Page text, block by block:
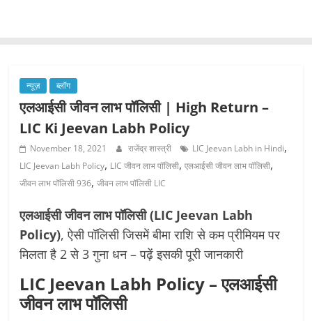
न्यूज़ ब्लॉग
एलआईसी जीवन लाभ पॉलिसी | High Return –
LIC Ki Jeevan Labh Policy
November 18, 2021 राजेंद्र शास्त्री LIC Jeevan Labh in Hindi,
LIC Jeevan Labh Policy, LIC जीवन लाभ पॉलिसी,एलआईसी जीवन लाभ पॉलिसी,
जीवन लाभ पॉलिसी 936,जीवन लाभ पॉलिसी LIC
एलआईसी जीवन लाभ पॉलिसी (LIC Jeevan Labh
Policy), ऐसी पॉलिसी जिसमें बीमा राशि से कम प्रीमियम पर
मिलता है 2 से 3 गुना धन – पढ़ें इसकी पूरी जानकारी
LIC Jeevan Labh Policy – एलआईसी
जीवन लाभ पॉलिसी